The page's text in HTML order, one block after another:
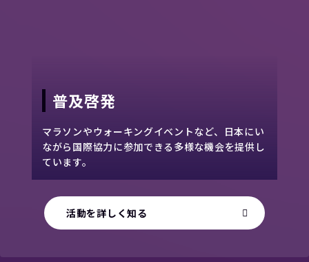
普及啓発
マラソンやウォーキングイベントなど、日本にい
ながら国際協力に参加できる多様な機会を提供し
ています。
活動を詳しく知る